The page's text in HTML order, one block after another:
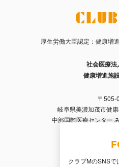
厚生労働大臣認定：健康増
社会医療法
健康増進施
〒505-
岐阜県美濃加茂市健
中部国際医療センター
クラブMのSNS